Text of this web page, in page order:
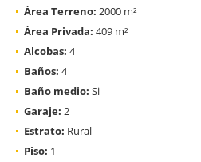
Área Terreno: 2000 m²
Área Privada: 409 m²
Alcobas: 4
Baños: 4
Baño medio: Si
Garaje: 2
Estrato: Rural
Piso: 1